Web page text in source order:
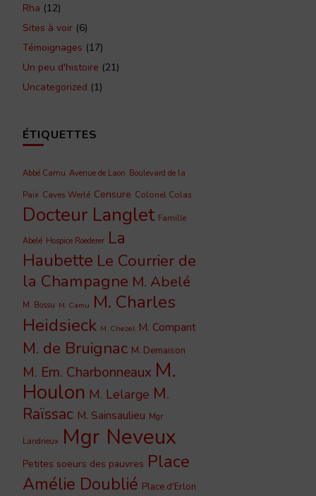
Rha (12)
Sites à voir (6)
Témoignages (17)
Un peu d'histoire (21)
Uncategorized (1)
ÉTIQUETTES
Abbé Camu Avenue de Laon Boulevard de la
Paix Caves Werlé Censure Colonel Colas
Docteur Langlet Famille
Abelé Hospice Roederer La
Haubette Le Courrier de
la Champagne M. Abelé
M. Bossu M. Camu M. Charles
Heidsieck M. Chezel M. Compant
M. de Bruignac M. Demaison
M. Em. Charbonneaux M.
Houlon M. Lelarge M.
Raïssac M. Sainsaulieu Mgr
Landrieux Mgr Neveux
Petites soeurs des pauvres Place
Amélie Doublié Place d'Erlon